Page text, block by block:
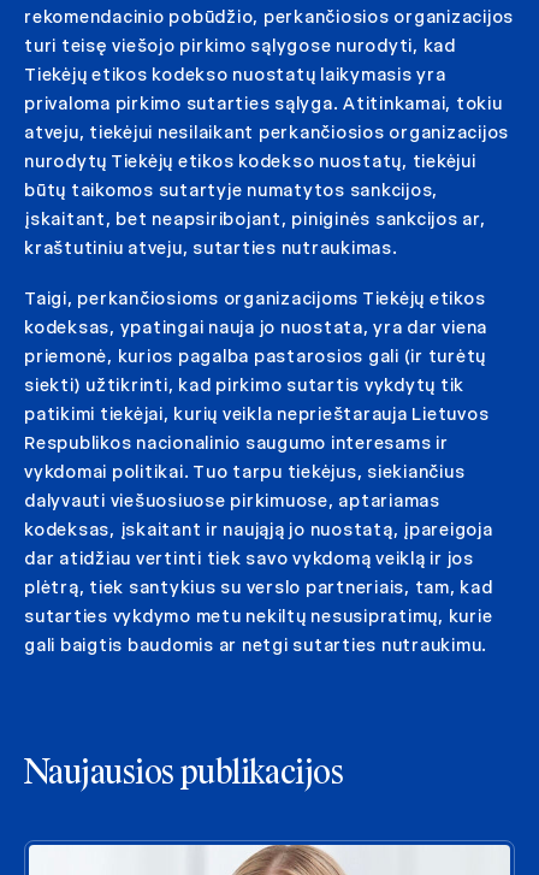
rekomendacinio pobūdžio, perkančiosios organizacijos
turi teisę viešojo pirkimo sąlygose nurodyti, kad
Tiekėjų etikos kodekso nuostatų laikymasis yra
privaloma pirkimo sutarties sąlyga. Atitinkamai, tokiu
atveju, tiekėjui nesilaikant perkančiosios organizacijos
nurodytų Tiekėjų etikos kodekso nuostatų, tiekėjui
būtų taikomos sutartyje numatytos sankcijos,
įskaitant, bet neapsiribojant, piniginės sankcijos ar,
kraštutiniu atveju, sutarties nutraukimas.
Taigi, perkančiosioms organizacijoms Tiekėjų etikos
kodeksas, ypatingai nauja jo nuostata, yra dar viena
priemonė, kurios pagalba pastarosios gali (ir turėtų
siekti) užtikrinti, kad pirkimo sutartis vykdytų tik
patikimi tiekėjai, kurių veikla neprieštarauja Lietuvos
Respublikos nacionalinio saugumo interesams ir
vykdomai politikai. Tuo tarpu tiekėjus, siekiančius
dalyvauti viešuosiuose pirkimuose, aptariamas
kodeksas, įskaitant ir naująją jo nuostatą, įpareigoja
dar atidžiau vertinti tiek savo vykdomą veiklą ir jos
plėtrą, tiek santykius su verslo partneriais, tam, kad
sutarties vykdymo metu nekiltų nesusipratimų, kurie
gali baigtis baudomis ar netgi sutarties nutraukimu.
Naujausios publikacijos